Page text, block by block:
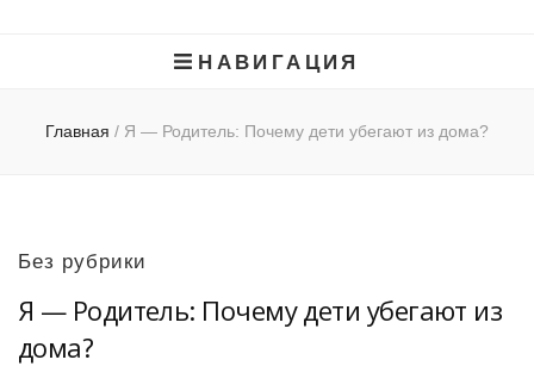
НАВИГАЦИЯ
Главная / Я — Родитель: Почему дети убегают из дома?
Без рубрики
Я — Родитель: Почему дети убегают из
дома?